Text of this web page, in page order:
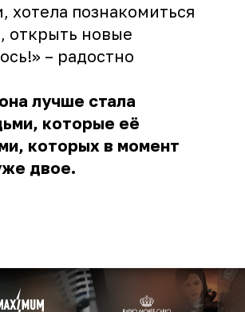
хотела познакомиться
открыть новые
– радостно
лучше стала
которые её
которых в момент
двое.